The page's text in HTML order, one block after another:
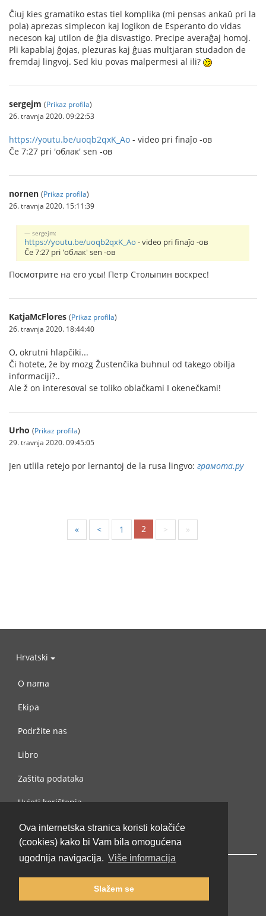
Ova internetska stranica koristi kolačiće
(cookies) kako bi Vam bila omogućena
ugodnija navigacija. Više informacija
Slažem se
Ĉiuj kies gramatiko estas tiel komplika (mi pensas ankaŭ pri la
pola) aprezas simplecon kaj logikon de Esperanto do vidas
neceson kaj utilon de ĝia disvastigo. Precipe averaĝaj homoj.
Pli kapablaj ĝojas, plezuras kaj ĝuas multjaran studadon de
fremdaj lingvoj. Sed kiu povas malpermesi al ili?
sergejm (Prikaz profila)
26. travnja 2020. 09:22:53
https://youtu.be/uoqb2qxK_Ao - video pri finaĵo -ов
Ĉe 7:27 pri 'облак' sen -ов
nornen (Prikaz profila)
26. travnja 2020. 15:11:39
sergejm:
https://youtu.be/uoqb2qxK_Ao - video pri finaĵo -ов
Ĉe 7:27 pri 'облак' sen -ов
Посмотрите на его усы! Петр Столыпин воскрес!
KatjaMcFlores (Prikaz profila)
26. travnja 2020. 18:44:40
O, okrutni hlapčiki...
Či hotete, že by mozg Žustenčika buhnul od takego obilja
informaciji?..
Ale ž on interesoval se toliko oblačkami I okenečkami!
Urho (Prikaz profila)
29. travnja 2020. 09:45:05
Jen utlila retejo por lernantoj de la rusa lingvo: грамота.ру
« < 1 2 > »
Hrvatski
O nama
Ekipa
Podržite nas
Libro
Zaštita podataka
Uvjeti korištenja
Kontaktiraj nas
© 2002-2026 lernu.net |Impressum